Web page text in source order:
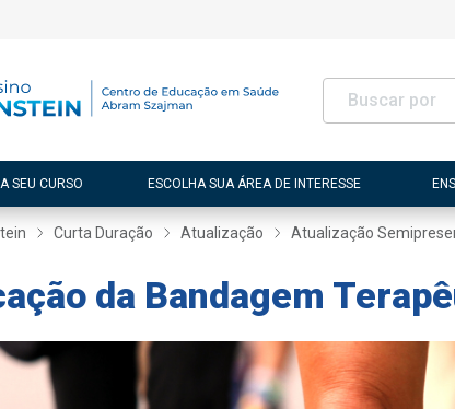
SEU CURSO ESCOLHA SUA ÁREA DE INTERESSE
Curta Duração Atualização Atualização
da Bandagem